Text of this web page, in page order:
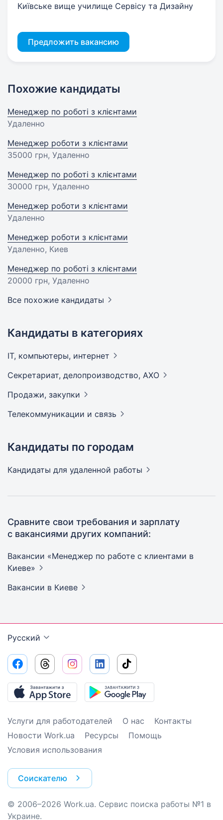
Київське вище училище Сервісу та Дизайну
Предложить вакансию
Похожие кандидаты
Менеджер по роботі з клієнтами
Удаленно
Менеджер роботи з клієнтами
35000 грн, Удаленно
Менеджер по роботі з клієнтами
30000 грн, Удаленно
Менеджер роботи з клієнтами
Удаленно
Менеджер роботи з клієнтами
Удаленно, Киев
Менеджер по роботі з клієнтами
20000 грн, Удаленно
Все похожие кандидаты
Кандидаты в категориях
IT, компьютеры, интернет
Секретариат, делопроизводство, АХО
Продажи, закупки
Телекоммуникации и связь
Кандидаты по городам
Кандидаты для удаленной работы
Сравните свои требования и зарплату
с вакансиями других компаний:
Вакансии «Менеджер по работе с клиентами в
Киеве»
Вакансии в Киеве
Русский
Услуги для работодателей О нас
Контакты
Новости Work.ua
Ресурсы
Помощь
Условия использования
Соискателю
© 2006–2026 Work.ua. Сервис поиска работы №1 в
Украине.